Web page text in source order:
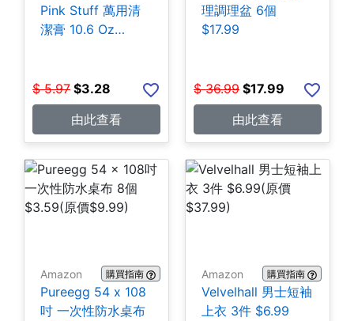
Pink Stuff 萬用清
潔膏 10.6 Oz
$ 5.97 $3.28
由此查看
理調理盆 6個
$17.99
$ 36.99 $17.99
由此查看
Amazon 購買指南
Pureegg 54 x 108
吋 一次性防水桌布
Amazon 購買指南
Velvelhall 男士短袖
上衣 3件 $6.99